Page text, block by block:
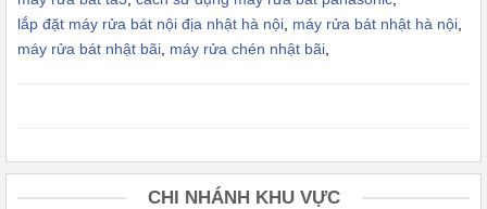
nước nóng có thể làm vỡ.
------> Xem thêm tất cả các dòngmáy rửa chén nội địa Nhật
Hiện nay có rất nhiều đơn vị cung cấp máy rửa chén nội địa Nhật,
nhiều chất lượng và giá thành khác nhau. Quý khách hàng nên
lắp đặt máy rửa bát nội địa nhật hà nội máy rửa bát nhật hà nội
máy rửa bát nhật bãi máy rửa chén nhật bãi
CHI NHÁNH KHU VỰC